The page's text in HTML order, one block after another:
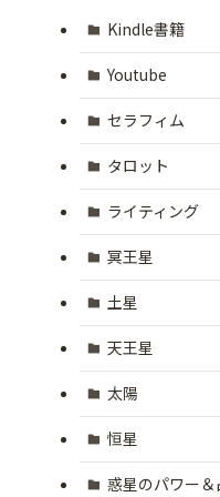
Kindle書籍
Youtube
セラフィム
タロット
ライティング
冥王星
土星
天王星
太陽
恒星
惑星のパワー＆